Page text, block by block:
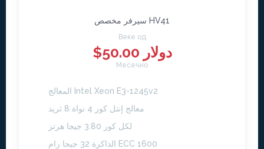
سيرفر مخصص HV41
Веќе од
$50.00 دولار
Месечно
المعالج Intel Xeon E3-1245v2
معالج إنتل كور 4 نواة 8 ثريد
لكل كور 3.80 جيجا هرتز
الذاكرة 32 جيجا رام ECC 1600